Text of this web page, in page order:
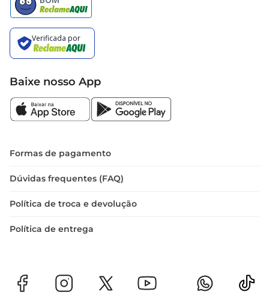
aplicado sobre a pele limpa e seca,
preferencialmente após o banho. Sua fórmula
seca rapidamente, permitindo que você se vista
logo após a aplicação. É recomendado para todos
os tipos de pele e pode ser utilizado por homens
e mulheres que buscam um produto confiável e
Baixe nosso App
Formas de pagamento
Dúvidas frequentes (FAQ)
Política de troca e devolução
Política de entrega